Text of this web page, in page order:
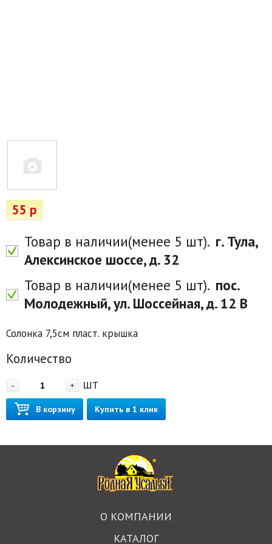
Подарочные сертификаты
55 р
Товар в наличии(менее 5 шт). г. Тула,
Алексинское шоссе, д. 32
Товар в наличии(менее 5 шт). пос.
Молодежный, ул. Шоссейная, д. 12 В
Солонка 7,5см пласт. крышка
Количество
- + шт
В корзину Купить в 1 клик
О КОМПАНИИ
КАТАЛОГ